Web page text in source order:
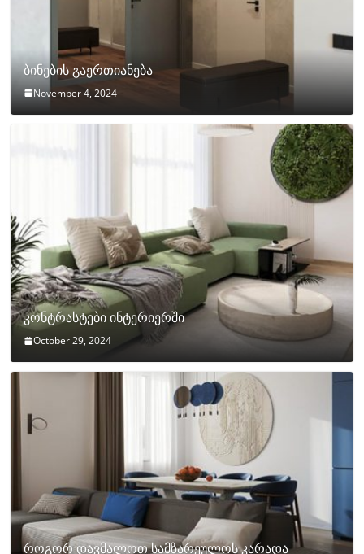
ბინების გაერთიანება
November 4, 2024
კონტრასტები ინტერიერში
October 29, 2024
როგორ დავმალოთ სამზარეულოს კარადა